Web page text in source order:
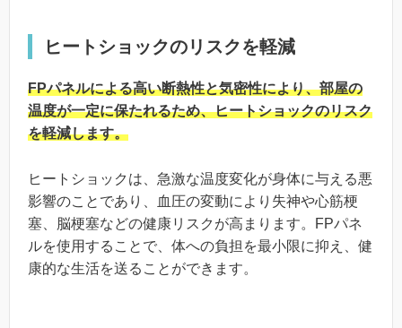
ヒートショックのリスクを軽減
FPパネルによる高い断熱性と気密性により、部屋の
温度が一定に保たれるため、ヒートショックのリスク
を軽減します。
ヒートショックは、急激な温度変化が身体に与える悪
影響のことであり、血圧の変動により失神や心筋梗
塞、脳梗塞などの健康リスクが高まります。FPパネ
ルを使用することで、体への負担を最小限に抑え、健
康的な生活を送ることができます。